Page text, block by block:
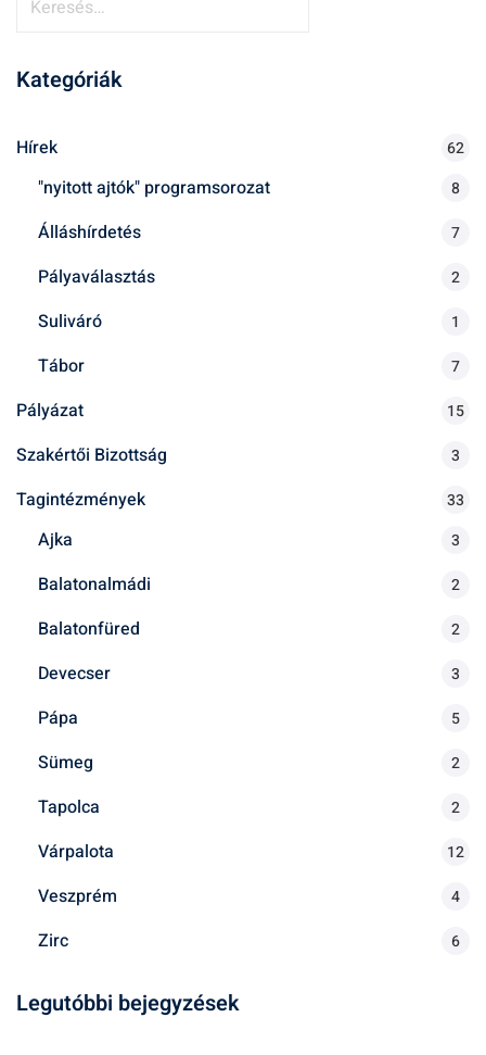
e
é
Kategóriák
Hírek 62
"nyitott ajtók" programsorozat 8
Álláshírdetés 7
Pályaválasztás 2
Suliváró 1
Tábor 7
Pályázat 15
Szakértői Bizottság 3
Tagintézmények 33
Ajka 3
Balatonalmádi 2
Balatonfüred 2
Devecser 3
Pápa 5
Sümeg 2
Tapolca 2
Várpalota 12
Veszprém 4
Zirc 6
Legutóbbi bejegyzések